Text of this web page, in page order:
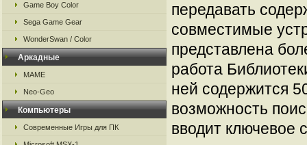
Game Boy Color
Sega Game Gear
WonderSwan / Color
Аркадные
MAME
Neo-Geo
Компьютеры
Современные Игры для ПК
передавать
совместимые
представлена
работа
ней содержится
возможность
вводит ключевое